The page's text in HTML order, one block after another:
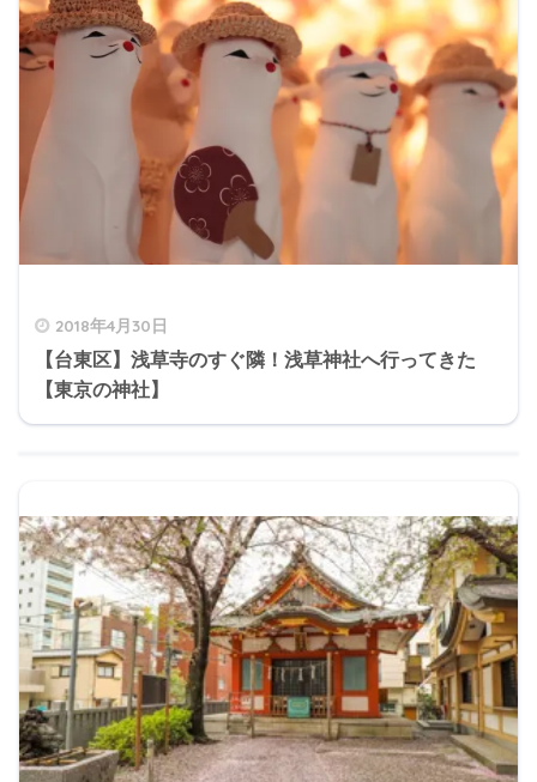
2018年4月30日
【台東区】浅草寺のすぐ隣！浅草神社へ行ってきた
【東京の神社】